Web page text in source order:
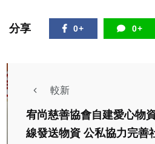
分享 0+ 0+
較新
宥尚慈善協會自建愛心物
線發送物資 公私協力完善